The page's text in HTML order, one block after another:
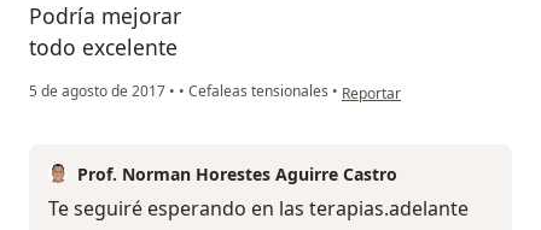
Podría mejorar
todo excelente
5 de agosto de 2017 • • Cefaleas tensionales • en opinión del usuario
Reportar
Prof. Norman Horestes Aguirre Castro
Te seguiré esperando en las terapias.adelante